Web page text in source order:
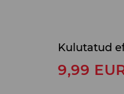
Kulutatud
9,99